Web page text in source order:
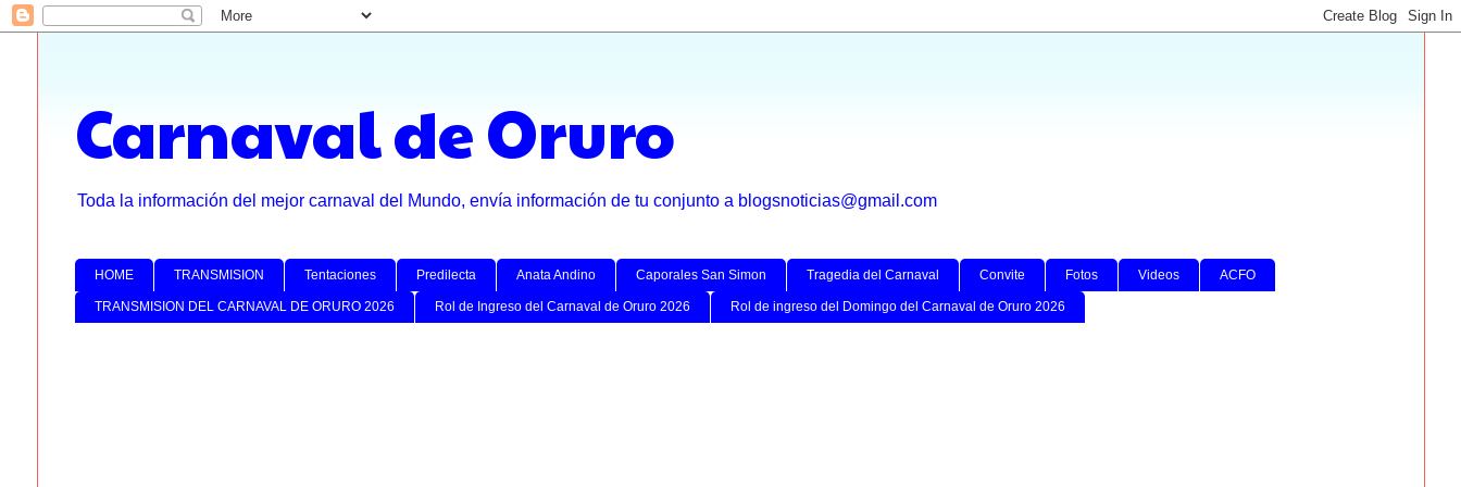
Carnaval de Oruro
Toda la información del mejor carnaval del Mundo, envía información de tu conjunto a blogsnoticias@gmail.com
HOME TRANSMISION Tentaciones Predilecta Anata Andino Caporales San Simon Tragedia del Carnaval Convite Fotos Videos ACFO
TRANSMISION DEL CARNAVAL DE ORURO 2026 Rol de Ingreso del Carnaval de Oruro 2026 Rol de ingreso del Domingo del Carnaval de Oruro 2026